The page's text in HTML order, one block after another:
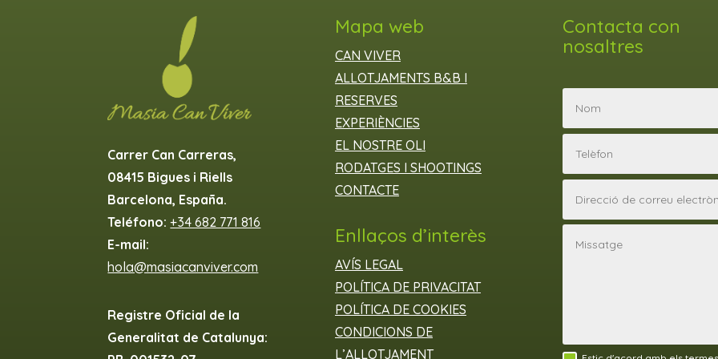
Carrer Can Carreras,
08415 Bigues i Riells
Barcelona, España.
Teléfono: +34 682 771 816
E-mail:
hola@masiacanviver.com
Registre Oficial de la
Generalitat de Catalunya:
Mapa web
CAN VIVER
ALLOTJAMENTS B&B I
RESERVES
EXPERIÈNCIES
EL NOSTRE OLI
RODATGES I SHOOTINGS
CONTACTE
Enllaços d’interès
AVÍS LEGAL
POLÍTICA DE PRIVACITAT
POLÍTICA DE COOKIES
CONDICIONS DE
L’ALLOTJAMENT
Contacta con
nosaltres